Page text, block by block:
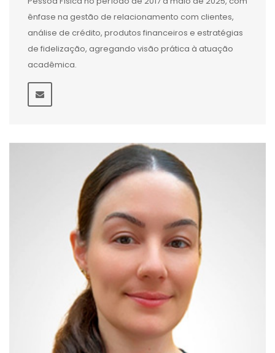
ênfase na gestão de relacionamento com clientes,
análise de crédito, produtos financeiros e estratégias
de fidelização, agregando visão prática à atuação
acadêmica.